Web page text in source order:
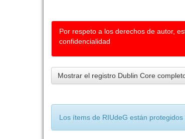
Por respeto a los derechos de autor,
confidencialidad
Mostrar el registro Dublin Core
Los ítems de RIUdeG están